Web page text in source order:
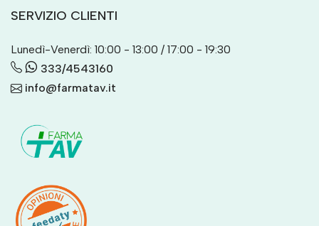
SERVIZIO CLIENTI
Lunedì-Venerdì: 10:00 - 13:00 / 17:00 - 19:30
333/4543160
info@farmatav.it